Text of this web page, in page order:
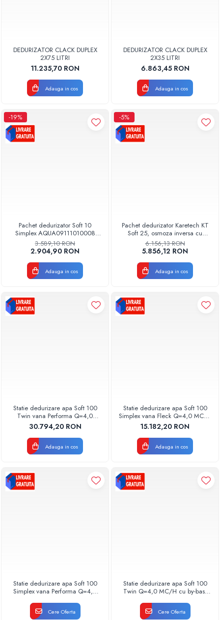
DEDURIZATOR CLACK DUPLEX
2X75 LITRI
11.235,70 RON
Adauga in cos
DEDURIZATOR CLACK DUPLEX
2X35 LITRI
6.863,45 RON
Adauga in cos
-19%
Pachet dedurizator Soft 10
Simplex AQUA09111010008
Aquapur VALHOH Valrom cu
statie osmoza inversa si sac sare
pastile
3.589,10 RON
2.904,90 RON
Adauga in cos
-5%
Pachet dedurizator Karetech KT
Soft 25, osmoza inversa cu
pompa, sterilizator UV, carcasa si
cartuse
6.156,13 RON
5.856,12 RON
Adauga in cos
Statie dedurizare apa Soft 100
Twin vana Performa Q=4,0
MC/H cu by-bass
AQUA09170100040 Aquapur
Valhoh Valrom
30.794,20 RON
Adauga in cos
Statie dedurizare apa Soft 100
Simplex vana Fleck Q=4,0 MC/H
cu by-bass AQUA09190100040
Aquapur Valhoh Valrom
15.182,20 RON
Adauga in cos
Statie dedurizare apa Soft 100
Simplex vana Performa Q=4,0
AQUA09150100040 Aquapur
Valhoh Valrom
Cere Oferta
Statie dedurizare apa Soft 100
Twin Q=4,0 MC/H cu by-bass
Valhoh Valrom
Cere Oferta